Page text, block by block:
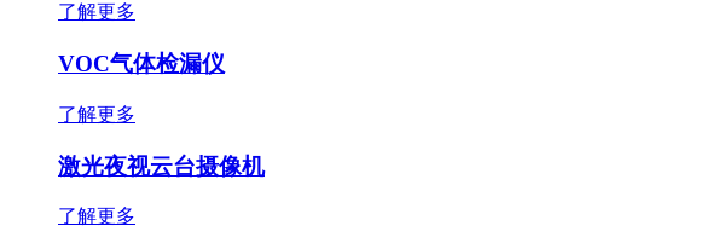
了解更多
VOC气体检漏仪
了解更多
激光夜视云台摄像机
了解更多